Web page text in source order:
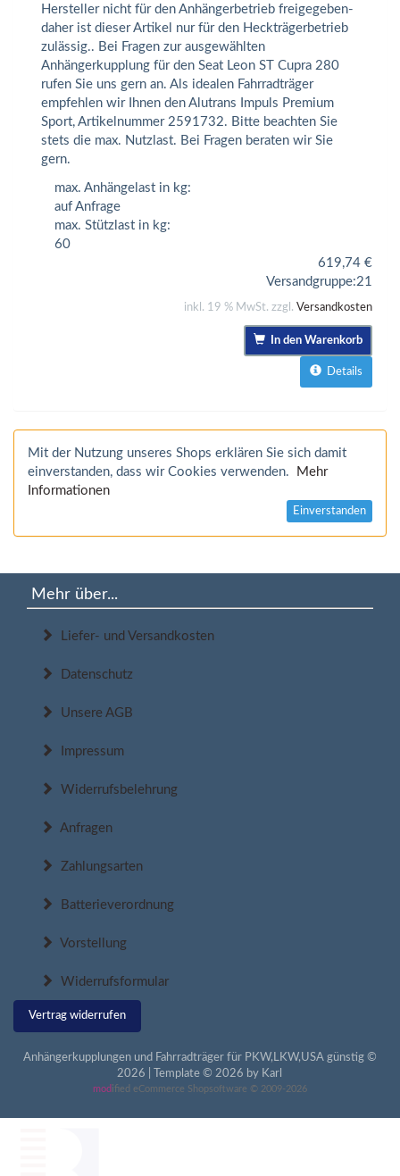
Hersteller nicht für den Anhängerbetrieb freigegeben-
daher ist dieser Artikel nur für den Heckträgerbetrieb
zulässig.. Bei Fragen zur ausgewählten
Anhängerkupplung für den Seat Leon ST Cupra 280
rufen Sie uns gern an. Als idealen Fahrradträger
empfehlen wir Ihnen den Alutrans Impuls Premium
Sport, Artikelnummer 2591732. Bitte beachten Sie
stets die max. Nutzlast. Bei Fragen beraten wir Sie
gern.
max. Anhängelast in kg:
auf Anfrage
max. Stützlast in kg:
60
619,74 €
Versandgruppe:21
inkl. 19 % MwSt. zzgl. Versandkosten
In den Warenkorb
Details
Mit der Nutzung unseres Shops erklären Sie sich damit
einverstanden, dass wir Cookies verwenden.
Mehr
Informationen
Einverstanden
Mehr über...
Liefer- und Versandkosten
Datenschutz
Unsere AGB
Impressum
Widerrufsbelehrung
Anfragen
Zahlungsarten
Batterieverordnung
Vorstellung
Widerrufsformular
Vertrag widerrufen
Anhängerkupplungen und Fahrradträger für PKW,LKW,USA günstig ©
2026 | Template © 2026 by Karl
mod ified eCommerce Shopsoftware © 2009-2026